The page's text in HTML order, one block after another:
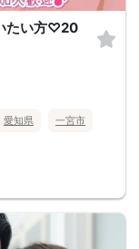
たい方♡20
愛知県 一宮市